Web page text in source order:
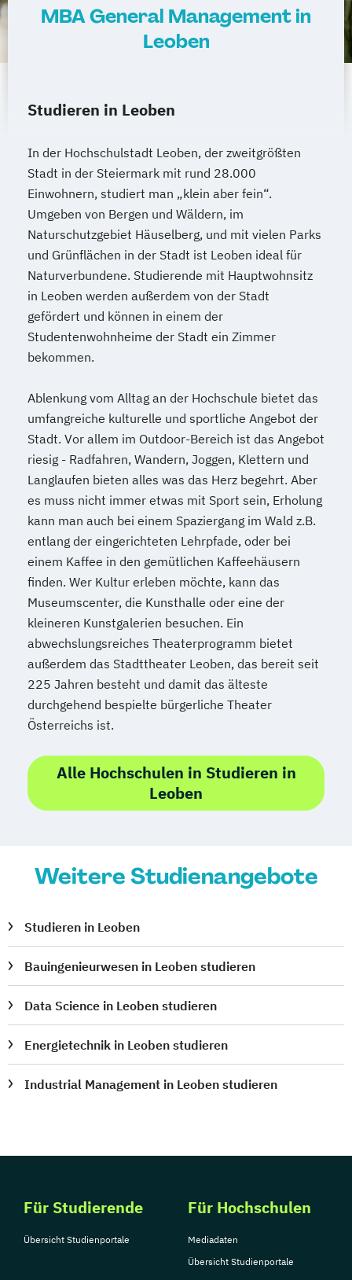
Versicherungsmanagement
Visuelle Kommunikation und
Bildmanagement
MBA General Management in
Leoben
Studieren in Leoben
In der Hochschulstadt Leoben, der zweitgrößten
Stadt in der Steiermark mit rund 28.000
Einwohnern, studiert man „klein aber fein“.
Umgeben von Bergen und Wäldern, im
Naturschutzgebiet Häuselberg, und mit vielen Parks
und Grünflächen in der Stadt ist Leoben ideal für
Naturverbundene. Studierende mit Hauptwohnsitz
in Leoben werden außerdem von der Stadt
gefördert und können in einem der
Studentenwohnheime der Stadt ein Zimmer
bekommen.
Ablenkung vom Alltag an der Hochschule bietet das
umfangreiche kulturelle und sportliche Angebot der
Stadt. Vor allem im Outdoor-Bereich ist das Angebot
riesig - Radfahren, Wandern, Joggen, Klettern und
Langlaufen bieten alles was das Herz begehrt. Aber
es muss nicht immer etwas mit Sport sein, Erholung
kann man auch bei einem Spaziergang im Wald z.B.
entlang der eingerichteten Lehrpfade, oder bei
einem Kaffee in den gemütlichen Kaffeehäusern
finden. Wer Kultur erleben möchte, kann das
Museumscenter, die Kunsthalle oder eine der
kleineren Kunstgalerien besuchen. Ein
abwechslungsreiches Theaterprogramm bietet
außerdem das Stadttheater Leoben, das bereit seit
225 Jahren besteht und damit das älteste
durchgehend bespielte bürgerliche Theater
Österreichs ist.
Alle Hochschulen in Studieren in
Leoben
Weitere Studienangebote
Studieren in Leoben
Bauingenieurwesen in Leoben studieren
Data Science in Leoben studieren
Energietechnik in Leoben studieren
Industrial Management in Leoben studieren
Für Studierende
Übersicht Studienportale
Für Hochschulen
Mediadaten
Übersicht Studienportale